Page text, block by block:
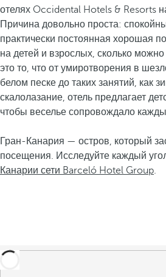
отелях Occidental Hotels & Resorts
Причина довольно проста:
практически постоянная хорошая
на детей и взрослых, сколько
это то, что от умиротворения в
белом песке до таких занятий, как
скалолазание, отель предлагает
чтобы веселье сопровождало
Гран-Канария — остров, который
посещения. Исследуйте каждый
Канарии сети Barceló Hotel Group.